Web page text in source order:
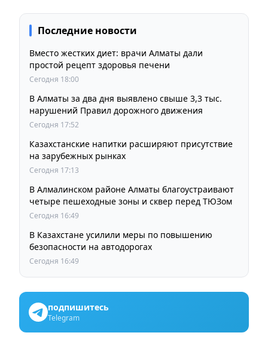
Последние новости
Вместо жестких диет: врачи Алматы дали
Сегодня 18:00
В Алматы за два дня выявлено свыше 3,3 тыс.
нарушений Правил дорожного движения
Сегодня 17:52
Казахстанские напитки расширяют присутствие
на зарубежных рынках
Сегодня 17:13
В Алмалинском районе Алматы благоустраивают
четыре пешеходные зоны и сквер перед ТЮЗом
Сегодня 16:49
В Казахстане усилили меры по повышению
безопасности на автодорогах
Сегодня 16:49
подпишитесь
Telegram